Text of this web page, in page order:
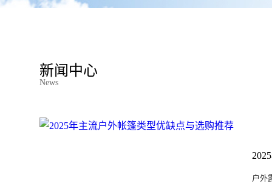
新闻中心
News
户外